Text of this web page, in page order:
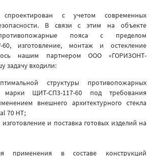
с учетом современных
В связи с этим на объекте
пояса с пределом
60, изготовление, монтаж и остекление
нашим партнером ООО «ГОРИЗОНТ-
задачу входили:
структуры противопожарных
марки ЩИТ-СП3-117-60 под требования
внешнего архитектурного стекла
70 HT;
и поставка готовых изделий на
применения в составе конструкций